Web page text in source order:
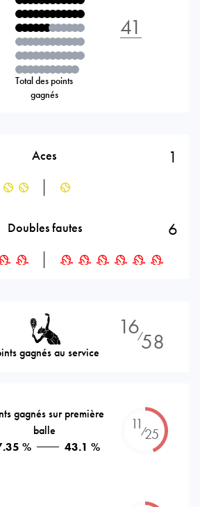
Total des points
gagnés
41
Aces 1
Doubles fautes 6
gagnés au service
16⁄58
gagnés sur première
balle
%
43.1 %
11⁄25